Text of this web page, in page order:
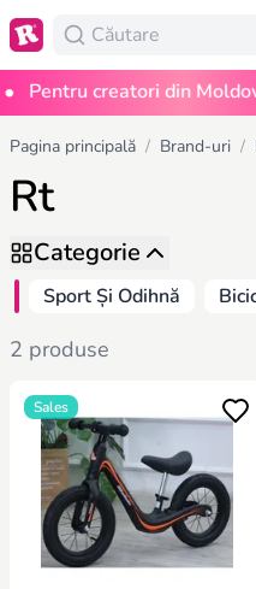
Pentru creatori din
Pagina principală / Brand-uri /
Rt
Categorie
Sport Și Odihnă
2 produse
Sales